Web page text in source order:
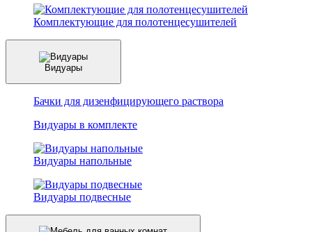
Комплектующие для полотенцесушителей
Видуары
Бачки для дизенфицирующего раствора
Видуары в комплекте
Видуары напольные
Видуары подвесные